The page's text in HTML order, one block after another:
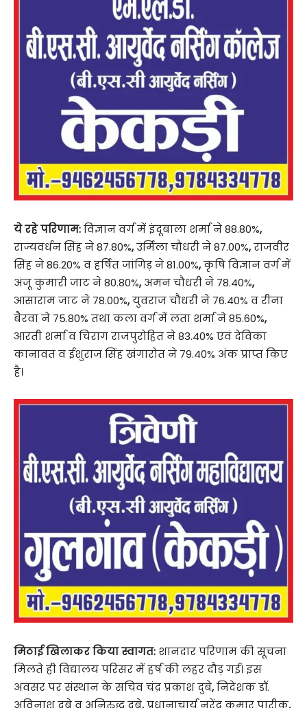
ये रहे परिणाम:विज्ञान वर्ग में इंदूबाला शर्मा ने 88.80%,
राज्यवर्धन सिंह ने 87.80%,उर्मिला चौधरी ने 87.00%,राजवीर
सिंह ने 86.20% व हर्षित जांगिड़ ने 81.00%,कृषि विज्ञान वर्ग में
अंजू कुमारी जाट ने 80.80%,अमन चौधरी ने 78.40%,
आसाराम जाट ने 78.00%,युवराज चौधरी ने 76.40% व रीना
बैरवा ने 75.80% तथा कला वर्ग में लता शर्मा ने 85.60%,
आरती शर्मा व चिराग राजपुरोहित ने 83.40% एवं देविका
कानावत व ईशुराज सिंह खंगारोत ने 79.40% अंक प्राप्त किए
है।
मिठाई खिलाकर किया स्वागत: शानदार परिणाम की सूचना
मिलते ही विद्यालय परिसर में हर्ष की लहर दौड़ गई। इस
अवसर पर संस्थान के सचिव चंद्र प्रकाश दुबे,निदेशक डॉ.
अविनाश दुबे व अनिरुद्ध दुबे,प्रधानाचार्य नरेंद्र कुमार पारीक,